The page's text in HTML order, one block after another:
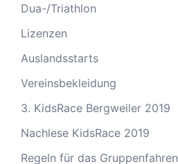
Dua-/Triathlon
Lizenzen
Auslandsstarts
Vereinsbekleidung
3. KidsRace Bergweiler 2019
Nachlese KidsRace 2019
Regeln für das Gruppenfahren